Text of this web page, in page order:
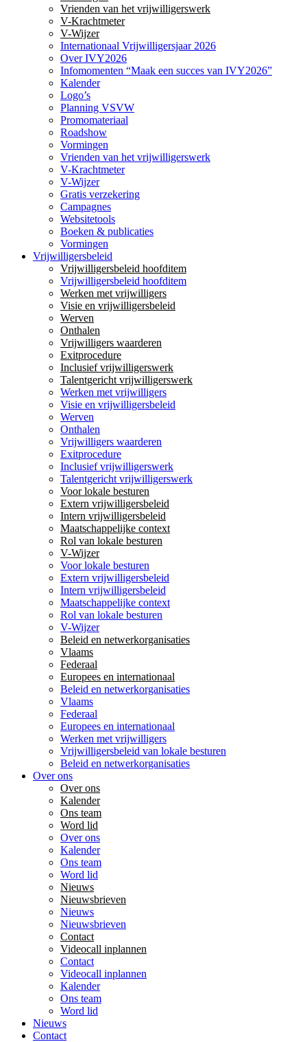
Vrienden van het vrijwilligerswerk
V-Krachtmeter
V-Wijzer
Internationaal Vrijwilligersjaar 2026
Over IVY2026
Infomomenten “Maak een succes van IVY2026”
Kalender
Logo’s
Planning VSVW
Promomateriaal
Roadshow
Vormingen
Vrienden van het vrijwilligerswerk
V-Krachtmeter
V-Wijzer
Gratis verzekering
Campagnes
Websitetools
Boeken & publicaties
Vormingen
Vrijwilligersbeleid
Vrijwilligersbeleid hoofditem
Vrijwilligersbeleid hoofditem
Werken met vrijwilligers
Visie en vrijwilligersbeleid
Werven
Onthalen
Vrijwilligers waarderen
Exitprocedure
Inclusief vrijwilligerswerk
Talentgericht vrijwilligerswerk
Werken met vrijwilligers
Visie en vrijwilligersbeleid
Werven
Onthalen
Vrijwilligers waarderen
Exitprocedure
Inclusief vrijwilligerswerk
Talentgericht vrijwilligerswerk
Voor lokale besturen
Extern vrijwilligersbeleid
Intern vrijwilligersbeleid
Maatschappelijke context
Rol van lokale besturen
V-Wijzer
Voor lokale besturen
Extern vrijwilligersbeleid
Intern vrijwilligersbeleid
Maatschappelijke context
Rol van lokale besturen
V-Wijzer
Beleid en netwerkorganisaties
Vlaams
Federaal
Europees en internationaal
Beleid en netwerkorganisaties
Vlaams
Federaal
Europees en internationaal
Werken met vrijwilligers
Vrijwilligersbeleid van lokale besturen
Beleid en netwerkorganisaties
Over ons
Over ons
Kalender
Ons team
Word lid
Over ons
Kalender
Ons team
Word lid
Nieuws
Nieuwsbrieven
Nieuws
Nieuwsbrieven
Contact
Videocall inplannen
Contact
Videocall inplannen
Kalender
Ons team
Word lid
Nieuws
Contact